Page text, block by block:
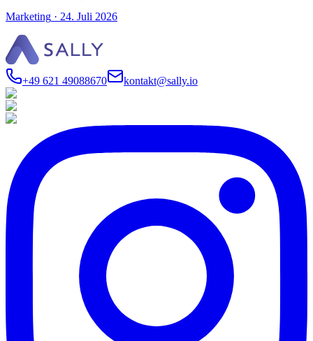
Marketing · 24. Juli 2026
+49 621 49088670 kontakt@sally.io